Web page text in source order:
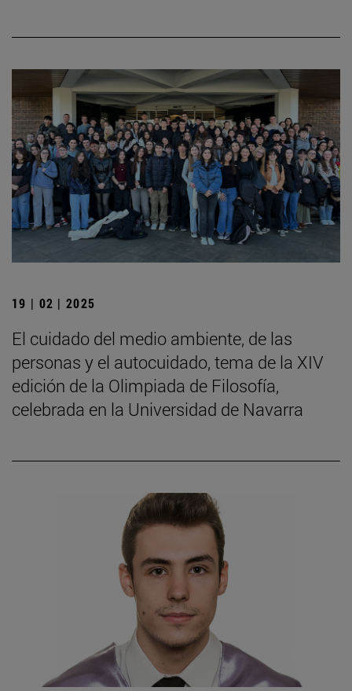
19 | 02 | 2025
El cuidado del medio ambiente, de las
personas y el autocuidado, tema de la XIV
edición de la Olimpiada de Filosofía,
celebrada en la Universidad de Navarra